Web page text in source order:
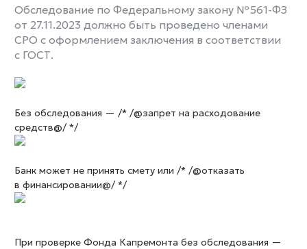
Обследование по Федеральному закону № 561-ФЗ
от 27.11.2023 должно быть проведено членами
СРО с оформлением заключения в соответствии
с ГОСТ.
Без обследования — /* /@запрет на расходование
средств@/ */
Банк может не принять смету или /* /@отказать
в финансировании@/ */
При проверке Фонда Капремонта без обследования —